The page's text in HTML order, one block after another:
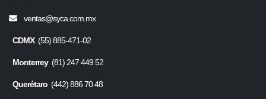
ventas@syca.com.mx
CDMX(55) 885-471-02
Monterrey(81) 247 449 52
Querétaro (442) 886 70 48